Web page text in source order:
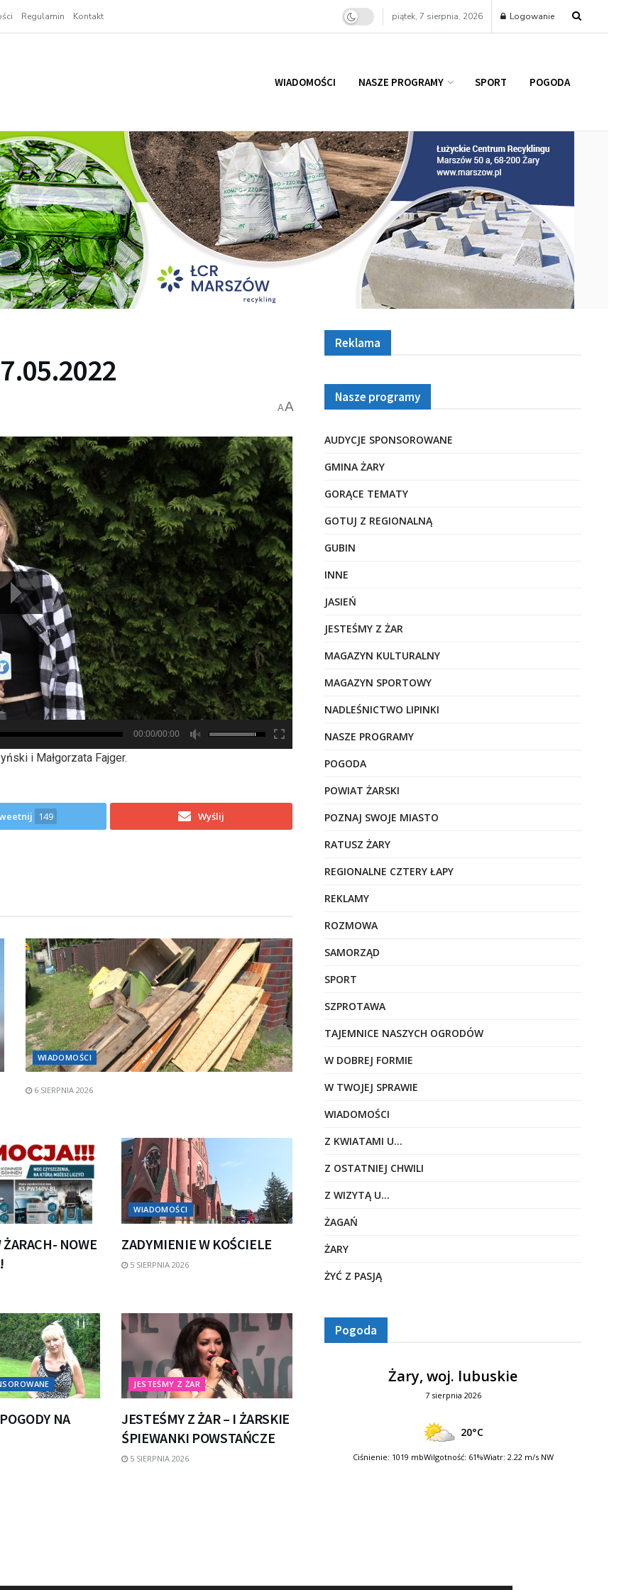
Regulamin Kontakt piątek, 7 sierpnia, 2026 Logowanie
WIADOMOŚCI NASZE PROGRAMY SPORT POGODA
AA
00:00/00:00
i Małgorzata Fajger.
149 Wyślij
WIADOMOŚCI
6 SIERPNIA 2026
ŻARACH- NOWE
WIADOMOŚCI
ZADYMIENIE W KOŚCIELE
5 SIERPNIA 2026
NA
JESTEŚMY Z ŻAR
JESTEŚMY Z ŻAR – I ŻARSKIE
ŚPIEWANKI POWSTAŃCZE
5 SIERPNIA 2026
Reklama
Nasze programy
AUDYCJE SPONSOROWANE
GMINA ŻARY
GORĄCE TEMATY
GOTUJ Z REGIONALNĄ
GUBIN
INNE
JASIEŃ
JESTEŚMY Z ŻAR
MAGAZYN KULTURALNY
MAGAZYN SPORTOWY
NADLEŚNICTWO LIPINKI
NASZE PROGRAMY
POGODA
POWIAT ŻARSKI
POZNAJ SWOJE MIASTO
RATUSZ ŻARY
REGIONALNE CZTERY ŁAPY
REKLAMY
ROZMOWA
SAMORZĄD
SPORT
SZPROTAWA
TAJEMNICE NASZYCH OGRODÓW
W DOBREJ FORMIE
W TWOJEJ SPRAWIE
WIADOMOŚCI
Z KWIATAMI U…
Z OSTATNIEJ CHWILI
Z WIZYTĄ U…
ŻAGAŃ
ŻARY
ŻYĆ Z PASJĄ
Pogoda
Żary, woj. lubuskie
7 sierpnia 2026
20°C
Ciśnienie: 1019 mbWilgotność: 61%Wiatr: 2.22 m/s NW